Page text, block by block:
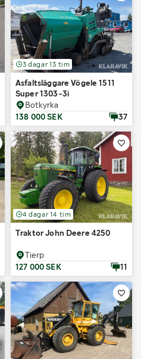
3 dagar 13 tim
Asfaltsläggare Vögele 1511
Super 1303-3i
Botkyrka
138 000 SEK
37
4 dagar 14 tim
Traktor John Deere 4250
Tierp
127 000 SEK
11